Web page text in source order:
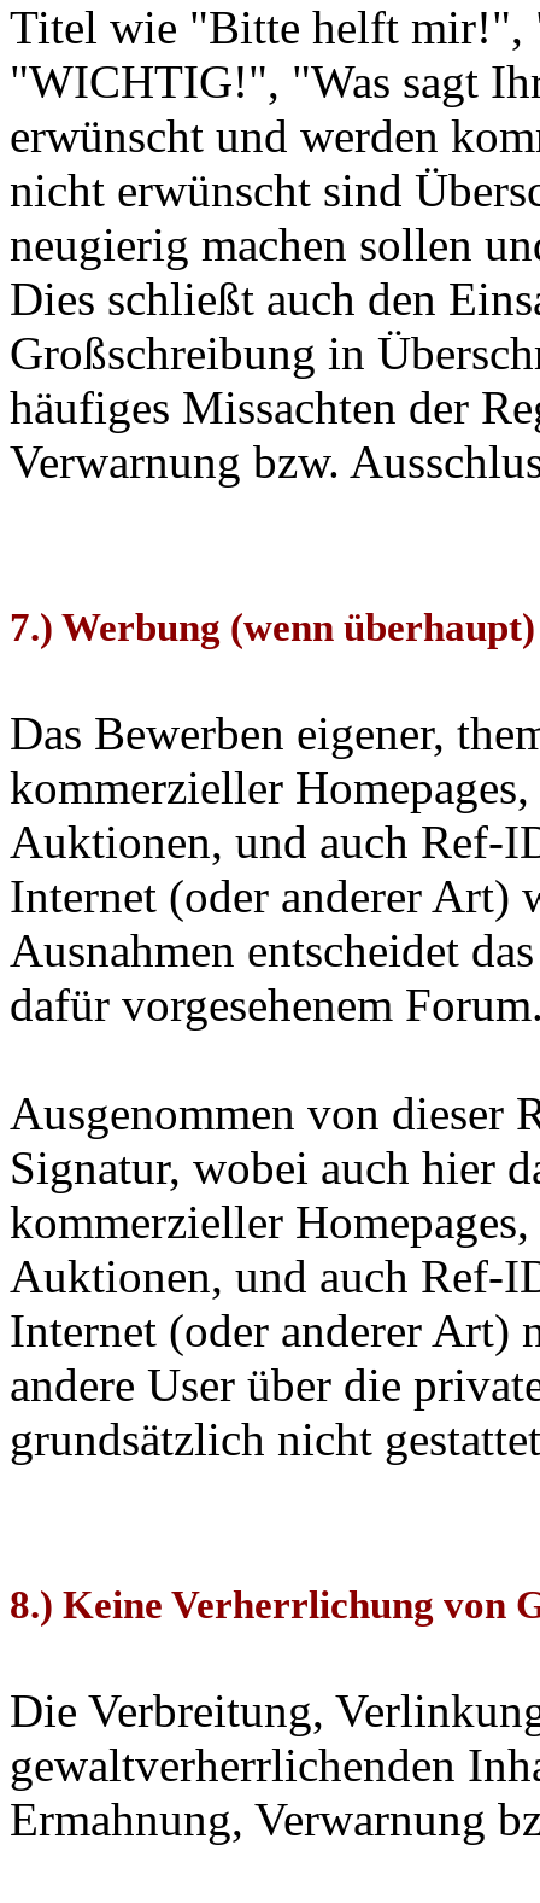
Titel wie "Bitte helft mir!",
"WICHTIG!", "Was sagt
erwünscht und werden
nicht erwünscht sind
neugierig machen sollen
Dies schließt auch den
Großschreibung in
häufiges Missachten der
Verwarnung bzw.
7.) Werbung (wenn
Das Bewerben eigener,
kommerzieller
Auktionen, und auch Ref-
Internet (oder anderer Art)
Ausnahmen entscheidet
dafür vorgesehenem
Ausgenommen von dieser
Signatur, wobei auch hier
kommerzieller
Auktionen, und auch Ref-
Internet (oder anderer Art)
andere User über die
grundsätzlich nicht
8.) Keine Verherrlichung von
Die Verbreitung,
gewaltverherrlichenden
Ermahnung, Verwarnung